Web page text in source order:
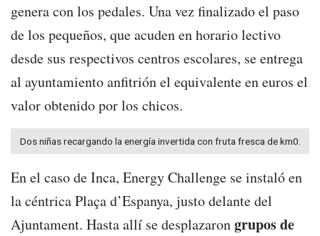
genera con los pedales. Una vez finalizado el paso
de los pequeños, que acuden en horario lectivo
desde sus respectivos centros escolares, se entrega
al ayuntamiento anfitrión el equivalente en euros el
valor obtenido por los chicos.
Dos niñas recargando la energía invertida con fruta fresca de km0.
En el caso de Inca, Energy Challenge se instaló en
la céntrica Plaça d’Espanya, justo delante del
Ajuntament. Hasta allí se desplazarongrupos de